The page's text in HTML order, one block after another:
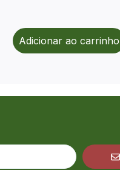
Adicionar ao carrinho